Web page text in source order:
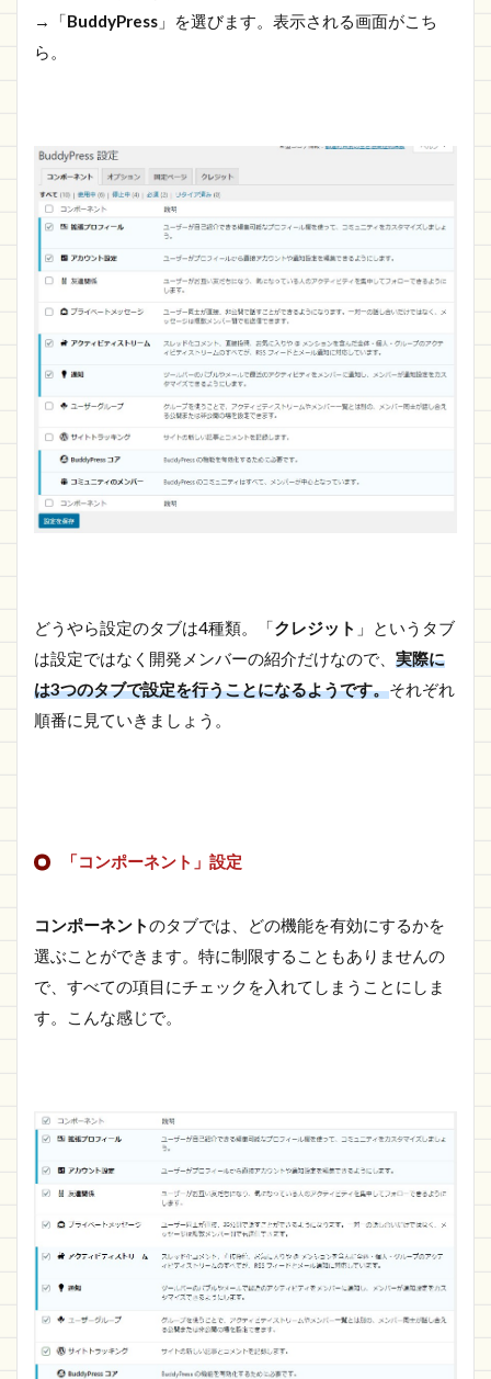
→「BuddyPress 」を選びます。表示される画面がこち
ら。
どうやら設定のタブは4種類。「クレジット 」というタブ
は設定ではなく開発メンバーの紹介だけなので、 実際に
は3つのタブで設定を行うことになるようです。それぞれ
順番に見ていきましょう。
「コンポーネント」設定
コンポーネントのタブでは、どの機能を有効にするかを
選ぶことができます。特に制限することもありませんの
で、すべての項目にチェックを入れてしまうことにしま
す。こんな感じで。